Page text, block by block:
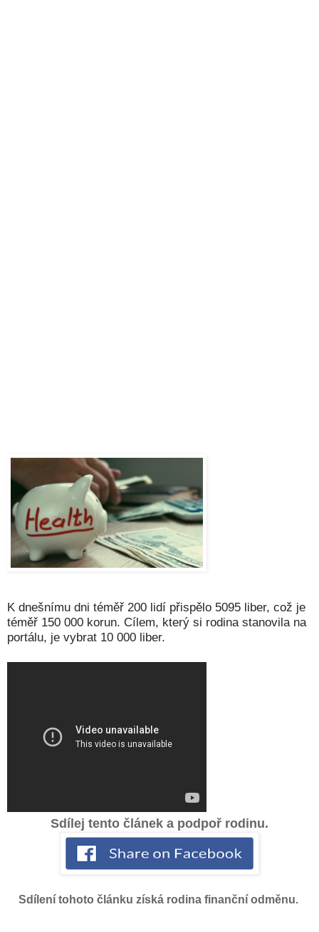
K dnešnímu dni téměř 200 lidí přispělo 5095 liber, což je
téměř 150 000 korun. Cílem, který si rodina stanovila na
portálu, je vybrat 10 000 liber.
Sdílej tento článek a podpoř rodinu.
Sdílení tohoto článku získá rodina finanční odměnu.